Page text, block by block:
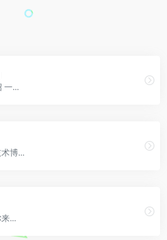
一...
博...
...